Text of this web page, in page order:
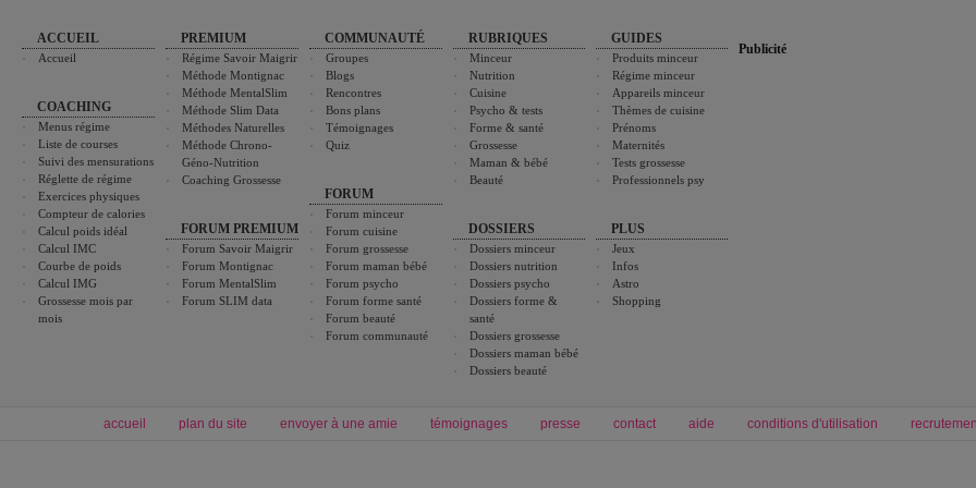
ACCUEIL
Accueil
COACHING
Menus régime
Liste de courses
Suivi des mensurations
Réglette de régime
Exercices physiques
Compteur de calories
Calcul poids idéal
Calcul IMC
Courbe de poids
Calcul IMG
Grossesse mois par
mois
PREMIUM
Régime Savoir Maigrir
Méthode Montignac
Méthode MentalSlim
Méthode Slim Data
Méthodes Naturelles
Méthode Chrono-
Géno-Nutrition
Coaching Grossesse
FORUM PREMIUM
Forum Savoir Maigrir
Forum Montignac
Forum MentalSlim
Forum SLIM data
COMMUNAUTÉ
Groupes
Blogs
Rencontres
Bons plans
Témoignages
Quiz
FORUM
Forum minceur
Forum cuisine
Forum grossesse
Forum maman bébé
Forum psycho
Forum forme santé
Forum beauté
Forum communauté
RUBRIQUES
Minceur
Nutrition
Cuisine
Psycho & tests
Forme & santé
Grossesse
Maman & bébé
Beauté
DOSSIERS
Dossiers minceur
Dossiers nutrition
Dossiers psycho
Dossiers forme &
santé
Dossiers grossesse
Dossiers maman bébé
Dossiers beauté
GUIDES
Produits minceur
Régime minceur
Appareils minceur
Thèmes de cuisine
Prénoms
Maternités
Tests grossesse
Professionnels psy
PLUS
Jeux
Infos
Astro
Shopping
Publicité
accueil plan du site envoyer à une amie témoignages presse contact aide conditions d'utilisation